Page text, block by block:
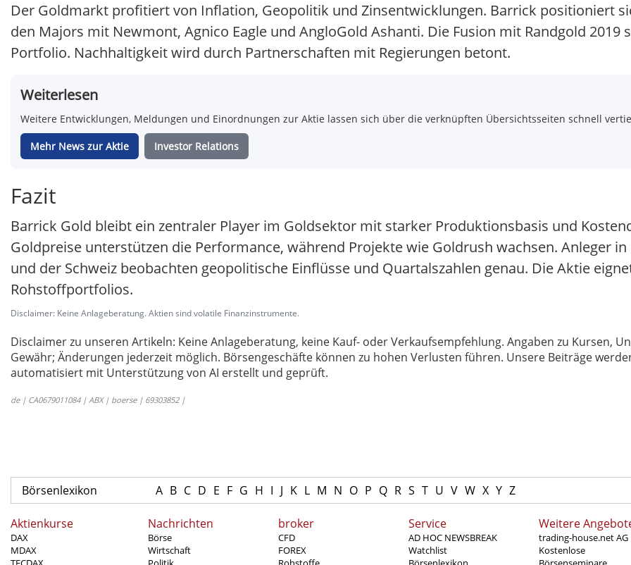
Der Goldmarkt profitiert von Inflation, Geopolitik und Zinsentwicklungen. Barrick positioniert
den Majors mit Newmont, Agnico Eagle und AngloGold Ashanti. Die Fusion mit Randgold 2019
Portfolio. Nachhaltigkeit wird durch Partnerschaften mit Regierungen betont.
Weiterlesen
Weitere Entwicklungen, Meldungen und Einordnungen zur Aktie lassen sich über die verknüpften Übersichtsseiten schnell
Mehr News zur Aktie Investor Relations
Fazit
Barrick Gold bleibt ein zentraler Player im Goldsektor mit starker Produktionsbasis und
Goldpreise unterstützen die Performance, während Projekte wie Goldrush wachsen. Anleger
und der Schweiz beobachten geopolitische Einflüsse und Quartalszahlen genau. Die Aktie
Rohstoffportfolios.
Disclaimer: Keine Anlageberatung. Aktien sind volatile Finanzinstrumente.
Disclaimer zu unseren Artikeln: Keine Anlageberatung, keine Kauf- oder Verkaufsempfehlung. Angaben zu Kursen,
Gewähr; Änderungen jederzeit möglich. Börsengeschäfte können zu hohen Verlusten führen. Unsere Beiträge
automatisiert mit Unterstützung von AI erstellt und geprüft.
de | CA0679011084 | ABX | boerse | 69303852 |
Börsenlexikon A B C D E F G H I J K L M N O P Q R S T U V W X Y Z
Aktienkurse
DAX
MDAX
Nachrichten
Börse
Wirtschaft
broker
CFD
FOREX
Service
AD HOC NEWSBREAK
Watchlist
Weitere
trading-house.net AG
Kostenlose